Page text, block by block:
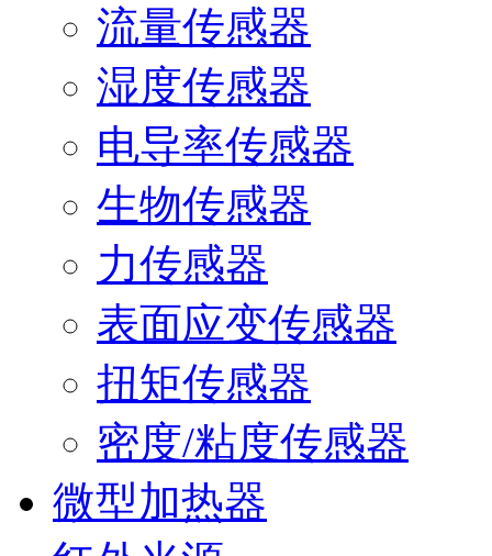
流量传感器
湿度传感器
电导率传感器
生物传感器
力传感器
表面应变传感器
扭矩传感器
密度/粘度传感器
微型加热器